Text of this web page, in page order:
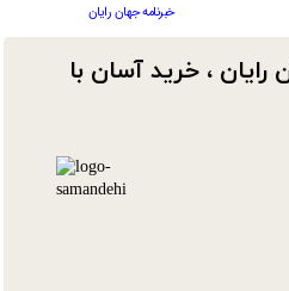
رایان ، خرید آسان با
خبرنامه جهان رایان